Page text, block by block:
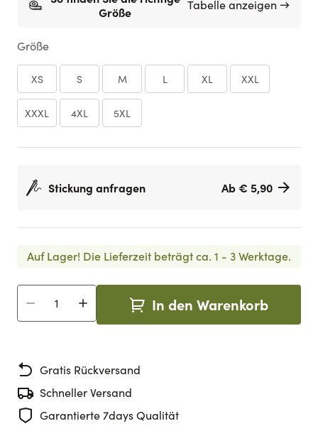
Größe
Tabelle anzeigen →
Größe
XS S M L XL XXL
XXXL 4XL 5XL
Stickung anfragen Ab € 5,90
Auf Lager! Die Lieferzeit beträgt ca. 1 - 3 Werktage.
Menge In den Warenkorb
Gratis Rückversand
Schneller Versand
Garantierte 7days Qualität